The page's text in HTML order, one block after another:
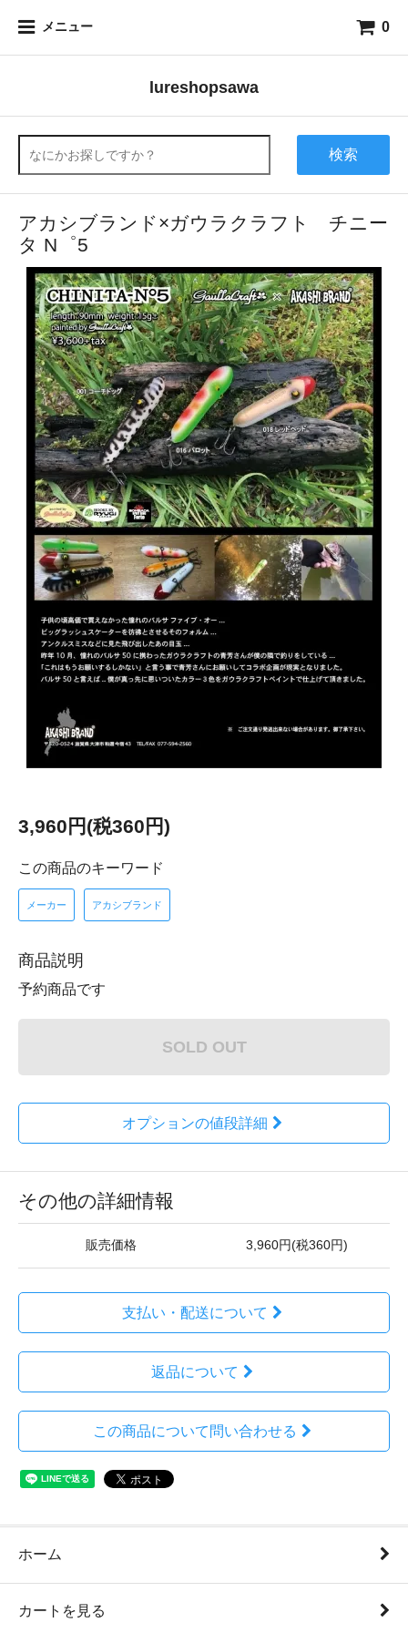
メニュー 0
lureshopsawa
検索
アカシブランド×ガウラクラフト チニー
タ N゜5
3,960円(税360円)
この商品のキーワード
メーカー アカシブランド
商品説明
予約商品です
SOLD OUT
オプションの値段詳細
その他の詳細情報
販売価格 3,960円(税360円)
支払い・配送について
返品について
この商品について問い合わせる
ホーム
カートを見る